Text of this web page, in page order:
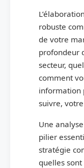
robuste
de votre
profondeur
secteur,
comment
information
suivre,
Une
pilier
stratégie
quelles